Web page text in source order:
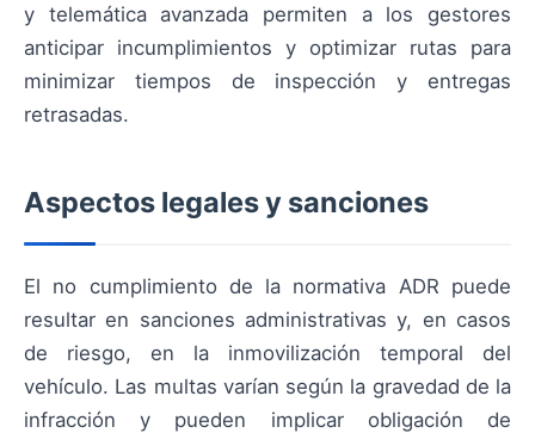
y telemática avanzada permiten a los gestores
anticipar incumplimientos y optimizar rutas para
minimizar tiempos de inspección y entregas
retrasadas.
Aspectos legales y sanciones
El no cumplimiento de la normativa ADR puede
resultar en sanciones administrativas y, en casos
de riesgo, en la inmovilización temporal del
vehículo. Las multas varían según la gravedad de la
infracción y pueden implicar obligación de